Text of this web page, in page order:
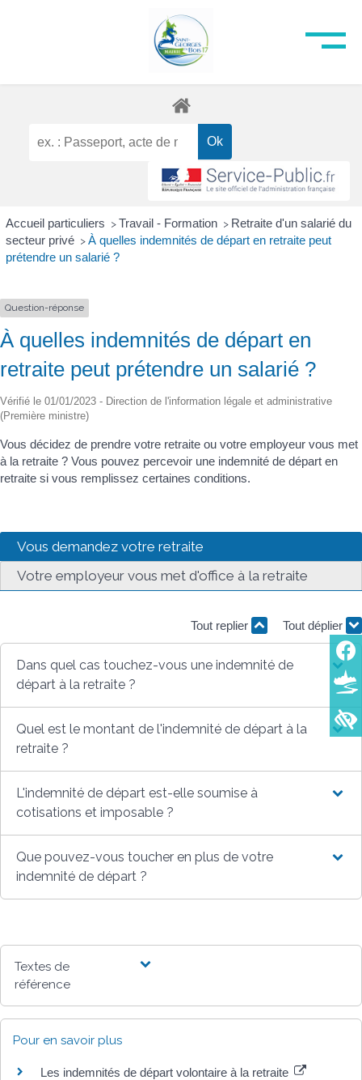
Accueil particuliers > Travail - Formation > Retraite d'un salarié du
secteur privé > À quelles indemnités de départ en retraite peut
prétendre un salarié ?
Question-réponse
À quelles indemnités de départ en
retraite peut prétendre un salarié ?
Vérifié le 01/01/2023 - Direction de l'information légale et administrative
(Première ministre)
Vous décidez de prendre votre retraite ou votre employeur vous met
à la retraite ? Vous pouvez percevoir une indemnité de départ en
retraite si vous remplissez certaines conditions.
Vous demandez votre retraite
Votre employeur vous met d'office à la retraite
Tout replier Tout déplier
Dans quel cas touchez-vous une indemnité de
départ à la retraite ?
Quel est le montant de l'indemnité de départ à la
retraite ?
L'indemnité de départ est-elle soumise à
cotisations et imposable ?
Que pouvez-vous toucher en plus de votre
indemnité de départ ?
Textes de
référence
Pour en savoir plus
Les indemnités de départ volontaire à la retraite